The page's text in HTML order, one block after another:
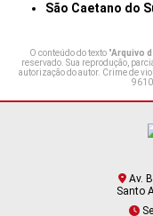
São Caetano do
O conteúdo do texto "Arquivo
reservado. Sua reprodução,
autorização do autor. Crime de
Av.
Santo